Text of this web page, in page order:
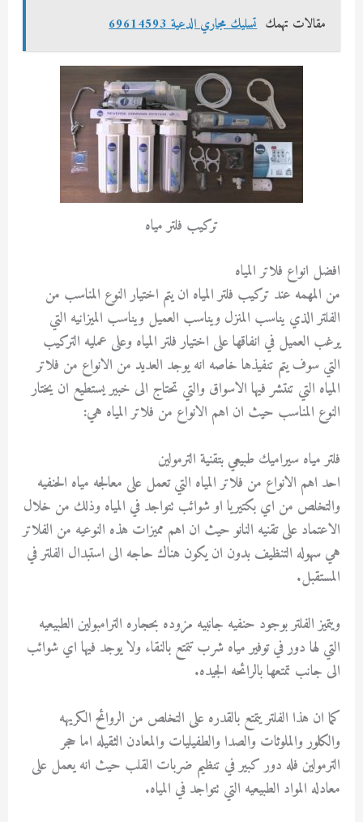
مقالات تهمك تسليك مجاري الدعية 69614593
تركيب فلتر مياه
افضل انواع فلاتر المياه
من المهمه عند تركيب فلتر المياه ان يتم اختيار النوع المناسب من
الفلتر الذي يناسب المنزل ويناسب العميل ويناسب الميزانيه التي
يرغب العميل في انفاقها على اختيار فلتر المياه وعلى عمليه التركيب
التي سوف يتم تنفيذها خاصه انه يوجد العديد من الانواع من فلاتر
المياه التي تنتشر فيها الاسواق والتي تحتاج الى خبير يستطيع ان يختار
النوع المناسب حيث ان اهم الانواع من فلاتر المياه هي:
فلتر مياه سيراميك طبيعي بتقنية الترمولين
احد اهم الانواع من فلاتر المياه التي تعمل على معالجه مياه الحنفيه
والتخلص من اي بكتيريا او شوائب تتواجد في المياه وذلك من خلال
الاعتماد على تقنيه النانو حيث ان اهم مميزات هذه النوعيه من الفلاتر
هي سهوله التنظيف بدون ان يكون هناك حاجه الى استبدال الفلتر في
المستقبل.
ويتميز الفلتر بوجود حنفيه جانبيه مزوده بحجاره الترامبولين الطبيعيه
التي لها دور في توفير مياه شرب تتمتع بالنقاء ولا يوجد فيها اي شوائب
الى جانب تمتعها بالرائحه الجيده.
كما ان هذا الفلتر يتمتع بالقدره على التخلص من الروائح الكريهه
والكلور والملوثات والصدا والطفيليات والمعادن الثقيله اما حجر
الترمولين فله دور كبير في تنظيم ضربات القلب حيث انه يعمل على
معادله المواد الطبيعيه التي تتواجد في المياه.